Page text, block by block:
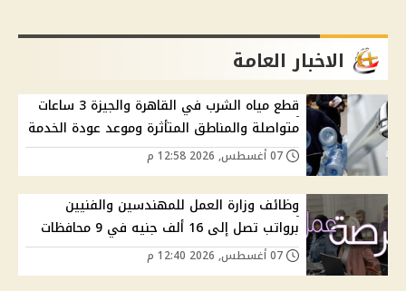
الاخبار العامة
قطع مياه الشرب في القاهرة والجيزة 3 ساعات
متواصلة والمناطق المتأثرة وموعد عودة الخدمة
وظائف وزارة العمل للمهندسين والفنيين
برواتب تصل إلى 16 ألف جنيه في 9 محافظات